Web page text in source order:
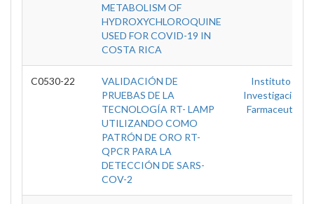
METABOLISM OF
HYDROXYCHLOROQUINE
USED FOR COVID-19 IN
COSTA RICA
C0530-22
VALIDACIÓN DE
PRUEBAS DE LA
TECNOLOGÍA RT- LAMP
UTILIZANDO COMO
PATRÓN DE ORO RT-
QPCR PARA LA
DETECCIÓN DE SARS-
COV-2
Instituto De
Investigaciones
Farmaceuticas